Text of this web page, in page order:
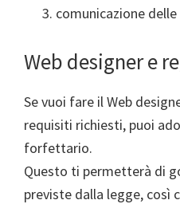
comunicazione
Web designer e
Se vuoi fare il Web
requisiti richiesti, puoi
forfettario.
Questo ti permetterà di
previste dalla legge, così